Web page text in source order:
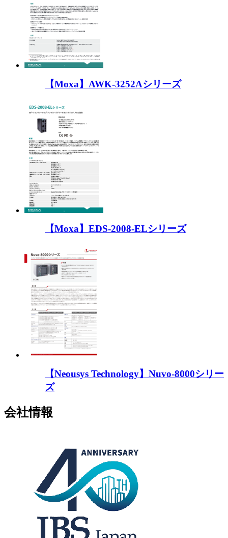
【Moxa】AWK-3252Aシリーズ
【Moxa】EDS-2008-ELシリーズ
【Neousys Technology】Nuvo-8000シリー
ズ
会社情報